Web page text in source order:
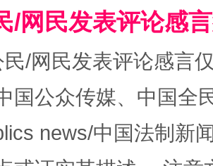
/网民发表评论感
/网民发表评论感言
国公众传媒、中国全
news/中国法制新